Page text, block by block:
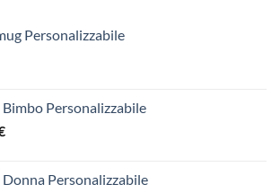
Personalizzabile
Personalizzabile
Personalizzabile